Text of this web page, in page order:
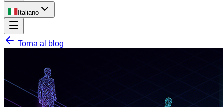
Italiano
Torna al blog